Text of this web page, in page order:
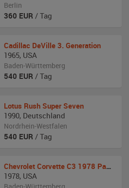
Berlin
360 EUR / Tag
Cadillac DeVille 3. Generation
1965, USA
Baden-Württemberg
540 EUR / Tag
Lotus Rush Super Seven
1990, Deutschland
Nordrhein-Westfalen
540 EUR / Tag
Chevrolet Corvette C3 1978 Pace Car
1978, USA